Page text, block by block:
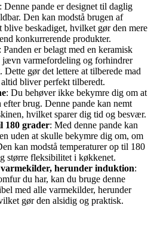
: Denne pande er designet til daglig
Den kan modstå brugen af
blive beskadiget, hvilket gør den mere
konkurrerende produkter.
: Panden er belagt med en keramisk
jævn varmefordeling og forhindrer
gør det lettere at tilberede mad
bliver perfekt tilberedt.
: Du behøver ikke bekymre dig om at
efter brug. Denne pande kan nemt
hvilket sparer dig tid og besvær.
180 grader: Med denne pande kan
uden at skulle bekymre dig om, om
kan modstå temperaturer op til 180
større fleksibilitet i køkkenet.
herunder induktion:
du har, kan du bruge denne
med alle varmekilder, herunder
gør den alsidig og praktisk.